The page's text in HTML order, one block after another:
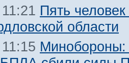
Пять
области
Минобороны: